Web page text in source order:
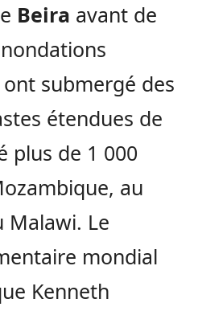
Beira avant de
submergé des
étendues de
plus de 1 000
au
Malawi. Le
mondial
Kenneth